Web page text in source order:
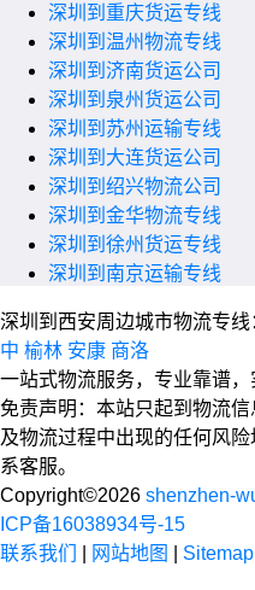
深圳到重庆货运专线
深圳到温州物流专线
深圳到济南货运公司
深圳到泉州货运公司
深圳到苏州运输专线
深圳到大连货运公司
深圳到绍兴物流公司
深圳到金华物流专线
深圳到徐州货运专线
深圳到南京运输专线
深圳到西安周边城市物流专线
中 榆林 安康 商洛
一站式物流服务，专业靠谱，
免责声明：本站只起到物流
及物流过程中出现的任何风
系客服。
Copyright©2026 shenzhen-
ICP备16038934号-15
联系我们
网站地图 Sitemap